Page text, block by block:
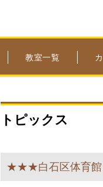
教室一覧
トピックス
★★★白石区体育